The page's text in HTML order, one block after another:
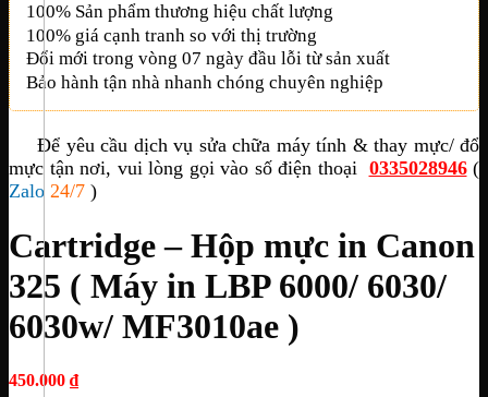
100% Sản phẩm thương hiệu chất lượng
100% giá cạnh tranh so với thị trường
Đổi mới trong vòng 07 ngày đầu lỗi từ sản xuất
Bảo hành tận nhà nhanh chóng chuyên nghiệp
Để yêu cầu dịch vụ sửa chữa máy tính & thay mực/ đổ
mực tận nơi, vui lòng gọi vào số điện thoại 0335028946 (
Zalo 24/7 )
Cartridge – Hộp mực in Canon
325 ( Máy in LBP 6000/ 6030/
6030w/ MF3010ae )
450.000 ₫